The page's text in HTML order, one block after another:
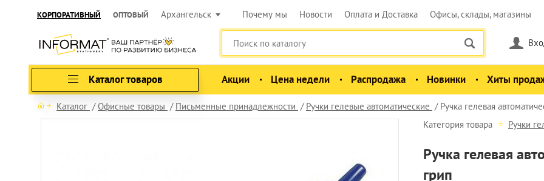
КОРПОРАТИВНЫЙ ОПТОВЫЙ Архангельск Почему мы Новости Оплата и Доставка Офисы, склады, магазины
Каталог товаров Акции Цена недели Распродажа Новинки Хиты
Каталог Офисные товары Письменные принадлежности Ручки гелевые автоматические Ручка гелевая
Категория товара Ручки
Ручка гелевая
грип